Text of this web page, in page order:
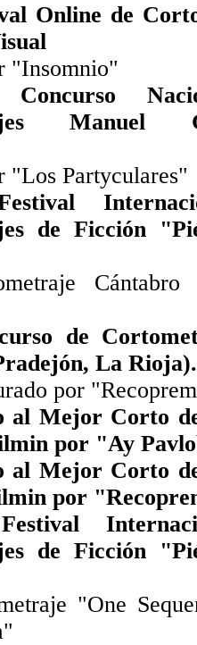
Online de
"Insomnio"
Manuel
"Los Partyculares"
de Ficción
de
La Rioja).
por
al Mejor Corto
por "Ay
al Mejor Corto
por
de Ficción
"One